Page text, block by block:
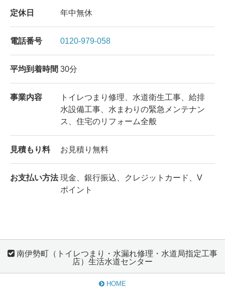
定休日 年中無休
電話番号 0120-979-058
平均到着時間 30分
事業内容
トイレつまり修理、水道衛生工事、給排
水設備工事、水まわりの緊急メンテナン
ス、住宅のリフォーム全般
見積もり料 お見積り無料
お支払い方法 現金、銀行振込、クレジットカード、V
ポイント
南伊勢町（トイレつまり・水漏れ修理・水道局指定工事
店）生活水道センター
HOME